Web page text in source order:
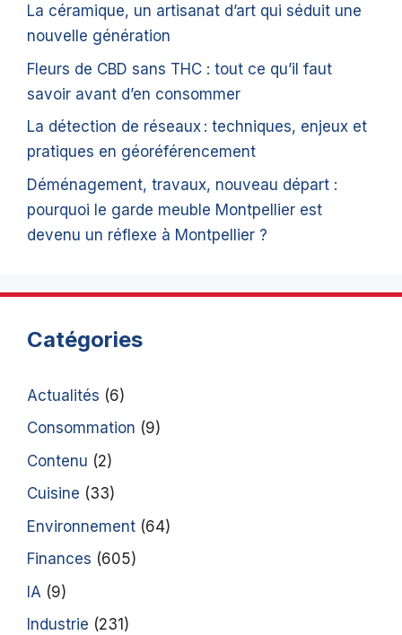
La céramique, un artisanat d’art qui séduit une
nouvelle génération
Fleurs de CBD sans THC : tout ce qu’il faut
savoir avant d’en consommer
La détection de réseaux : techniques, enjeux et
pratiques en géoréférencement
Déménagement, travaux, nouveau départ :
pourquoi le garde meuble Montpellier est
devenu un réflexe à Montpellier ?
Catégories
Actualités (6)
Consommation (9)
Contenu (2)
Cuisine (33)
Environnement (64)
Finances (605)
IA (9)
Industrie (231)